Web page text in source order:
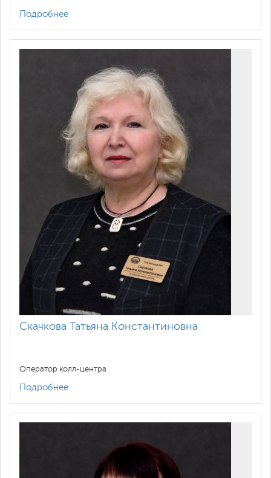
Подробнее
Скачкова Татьяна Константиновна
Оператор колл-центра
Подробнее